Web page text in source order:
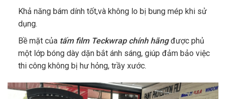
Khả năng bám dính tốt,và không lo bị bung mép khi sử
dụng.
Bề mặt của tấm film Teckwrap chính hãngđược phủ
một lớp bóng dày dặn bắt ánh sáng, giúp đảm bảo việc
thi công không bị hư hỏng, trầy xước.